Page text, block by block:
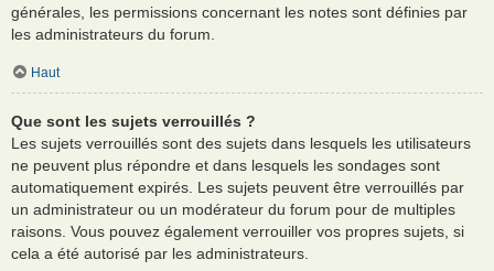
générales, les permissions concernant les notes sont définies par
les administrateurs du forum.
Haut
Que sont les sujets verrouillés ?
Les sujets verrouillés sont des sujets dans lesquels les utilisateurs
ne peuvent plus répondre et dans lesquels les sondages sont
automatiquement expirés. Les sujets peuvent être verrouillés par
un administrateur ou un modérateur du forum pour de multiples
raisons. Vous pouvez également verrouiller vos propres sujets, si
cela a été autorisé par les administrateurs.